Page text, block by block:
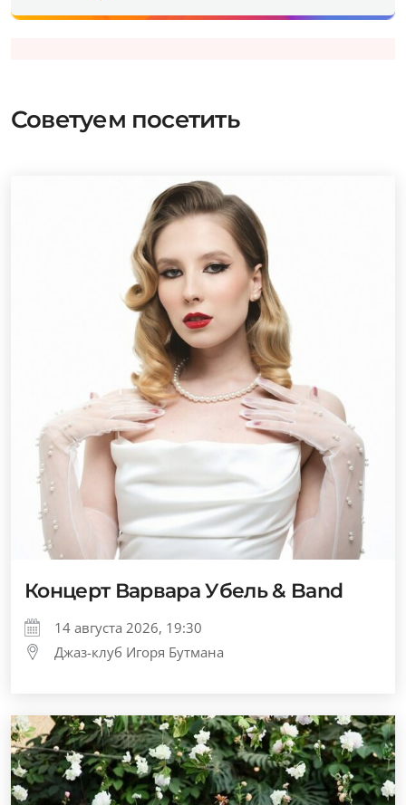
Советуем посетить
Концерт Варвара Убель & Band
14 августа 2026, 19:30
Джаз-клуб Игоря Бутмана